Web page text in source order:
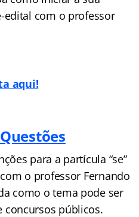
edital com o professor
aqui!
para a partícula “se”
o professor Fernando
como o tema pode ser
concursos públicos.